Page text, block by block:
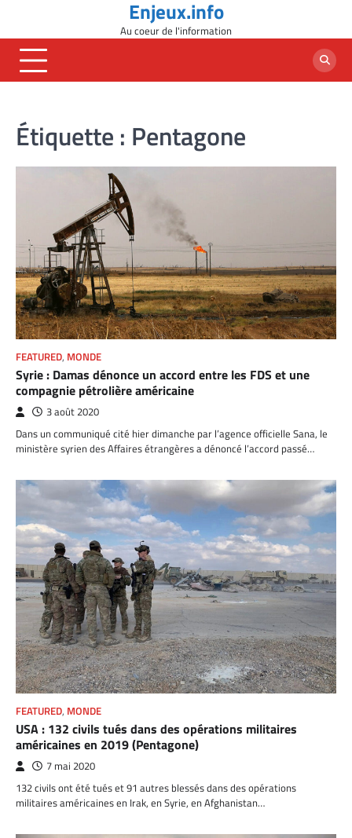
content
Enjeux.info
Au coeur de l'information
Étiquette : Pentagone
FEATURED, MONDE
Syrie : Damas dénonce un accord entre les FDS et une
compagnie pétrolière américaine
3 août 2020
Dans un communiqué cité hier dimanche par l’agence officielle Sana, le
ministère syrien des Affaires étrangères a dénoncé l’accord passé…
FEATURED, MONDE
USA : 132 civils tués dans des opérations militaires
américaines en 2019 (Pentagone)
7 mai 2020
132 civils ont été tués et 91 autres blessés dans des opérations
militaires américaines en Irak, en Syrie, en Afghanistan…